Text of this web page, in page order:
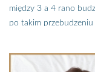
między 3 a 4 rano
po takim
szklankę wody, a
skarży się na